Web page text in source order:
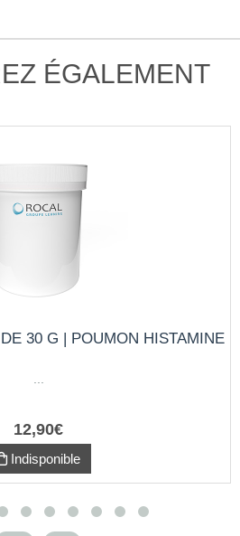
ÉGALEMENT
30 G | POUMON HISTAMINE
12,90€
Indisponible